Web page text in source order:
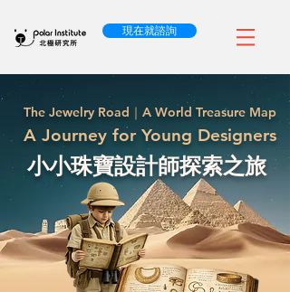
現在就諮詢
The Jewelry Road｜A World Treasure Map
A Journey for Young Designers
小小珠寶設計師探索之旅